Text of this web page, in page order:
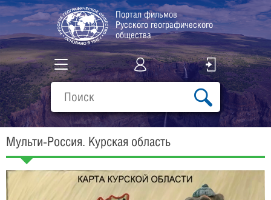
Портал фильмов
Русского географического
общества
Все фильмы
Подборки
О проекте
Мульти-Россия. Курская область